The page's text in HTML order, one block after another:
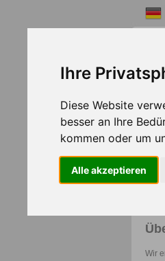
Ihre
Diese Website
besser an Ihre
kommen oder um
Alle akzeptieren
Wir